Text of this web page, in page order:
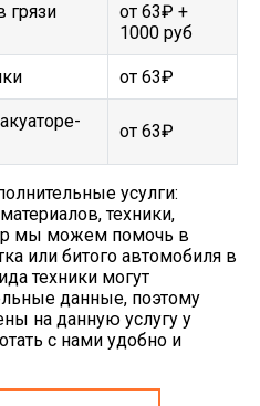
грязи
от 63₽ +
1000 руб
от 63₽
от 63₽
усулги:
техники,
мы можем помочь в
или битого автомобиля в
техники могут
данные, поэтому
на данную услугу у
с нами удобно и